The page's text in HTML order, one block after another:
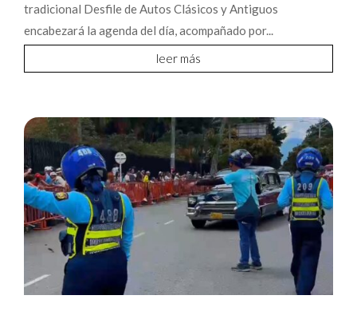
tradicional Desfile de Autos Clásicos y Antiguos
encabezará la agenda del día, acompañado por...
leer más